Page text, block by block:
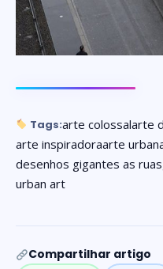
Tags:arte colossalarte
arte inspiradoraarte
desenhos gigantes as ruas
urban art
Compartilhar artigo